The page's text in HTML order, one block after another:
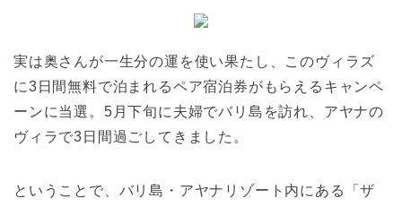
実は奥さんが一生分の運を使い果たし、このヴィラズ
に3日間無料で泊まれるペア宿泊券がもらえるキャンペ
ーンに当選。5月下旬に夫婦でバリ島を訪れ、アヤナの
ヴィラで3日間過ごしてきました。
ということで、バリ島・アヤナリゾート内にある「ザ